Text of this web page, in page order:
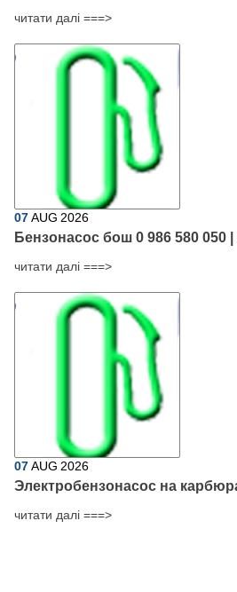
читати далі ===>
07AUG 2026
Бензонасос бош 0 986 580 050 |
читати далі ===>
07AUG 2026
Электробензонасос на
читати далі ===>